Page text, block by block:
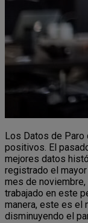
Los Datos de
positivos. El
mejores datos
registrado el
mes de
trabajado en este
manera, este es el
disminuyendo el